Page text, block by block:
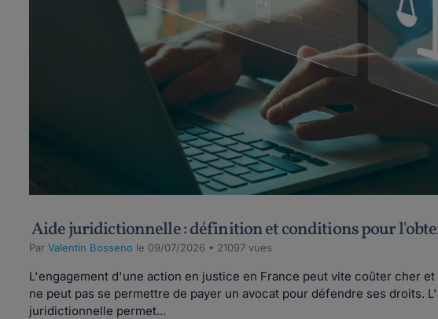
Aide juridictionnelle : définition et conditions pour
Par Valentin Bosseno le 09/07/2026 • 21097 vues
L'engagement d'une action en justice en France peut vite coûter cher et
ne peut pas se permettre de payer un avocat pour défendre ses droits.
juridictionnelle permet...